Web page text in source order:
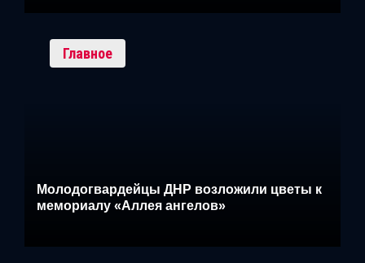
Главное
Молодогвардейцы ДНР возложили цветы к
мемориалу «Аллея ангелов»